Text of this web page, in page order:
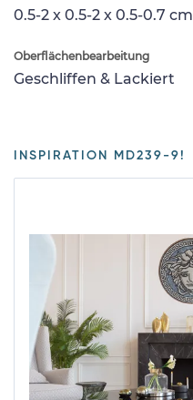
0.5-2 x 0.5-2 x 0.5-0.7 cm
Oberflächenbearbeitung
Geschliffen & Lackiert
INSPIRATION MD239-9!